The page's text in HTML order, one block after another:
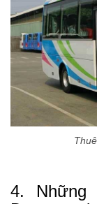
4. Những